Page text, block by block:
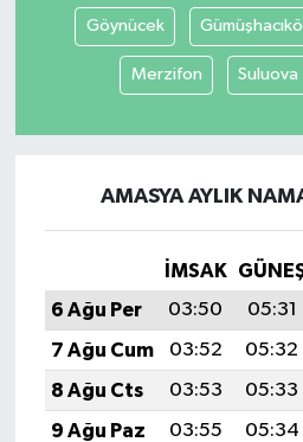
Göynücek
Merzifon Suluova
AMASYA AYLIK
İMSAK
6 Ağu Per
03:50 05:31
7 Ağu Cum
03:52 05:32
8 Ağu Cts
03:53 05:33
9 Ağu Paz
03:55 05:34